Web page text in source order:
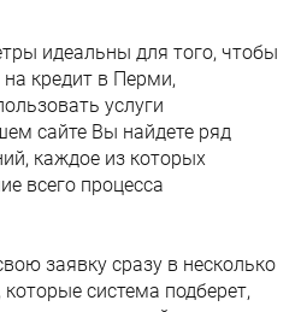
идеальны для того, чтобы
кредит в Перми,
услуги
сайте Вы найдете ряд
каждое из которых
всего процесса
заявку сразу в несколько
система подберет,